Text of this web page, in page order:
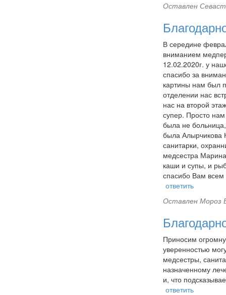
Оставлен
В середине
вниманием
12.02.2020г. у
спасибо за
картины нам был
отделении нас
нас на второй
супер. Просто
была не
была Алырчикова
санитарки,
медсестра
каши и супы, и
спасибо Вам всем
ответить
Оставлен Мороз
Приносим
уверенностью
медсестры,
назначенному
и, что
ответить